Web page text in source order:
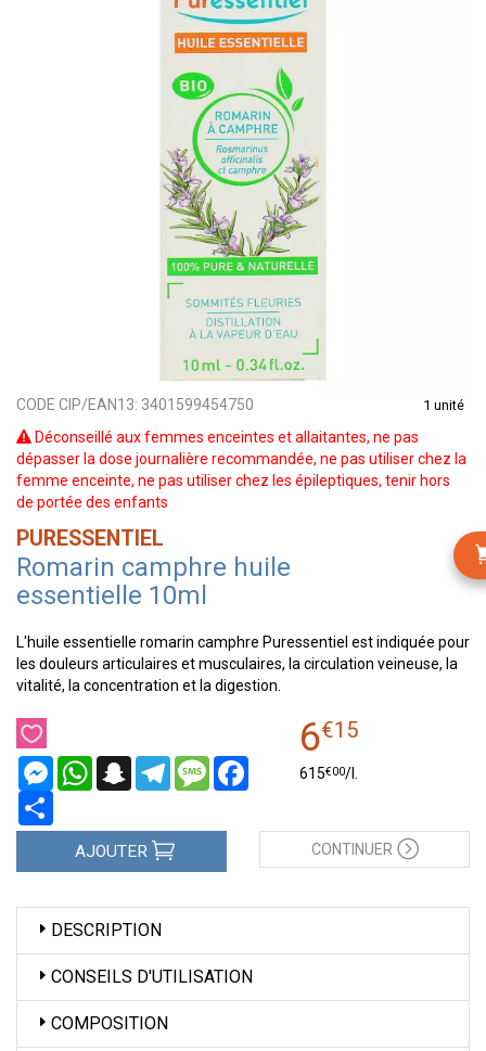
CODE CIP/EAN13: 3401599454750 1 unité
Déconseillé aux femmes enceintes et allaitantes, ne pas
dépasser la dose journalière recommandée, ne pas utiliser chez la
femme enceinte, ne pas utiliser chez les épileptiques, tenir hors
de portée des enfants
PURESSENTIEL
Romarin camphre huile
essentielle 10ml
L'huile essentielle romarin camphre Puressentiel est indiquée pour
les douleurs articulaires et musculaires, la circulation veineuse, la
vitalité, la concentration et la digestion.
MessengerWhatsAppSnapchatTelegramMessageFacebook
6€15
615€00/
AJOUTER CONTINUER
DESCRIPTION
CONSEILS D'UTILISATION
COMPOSITION